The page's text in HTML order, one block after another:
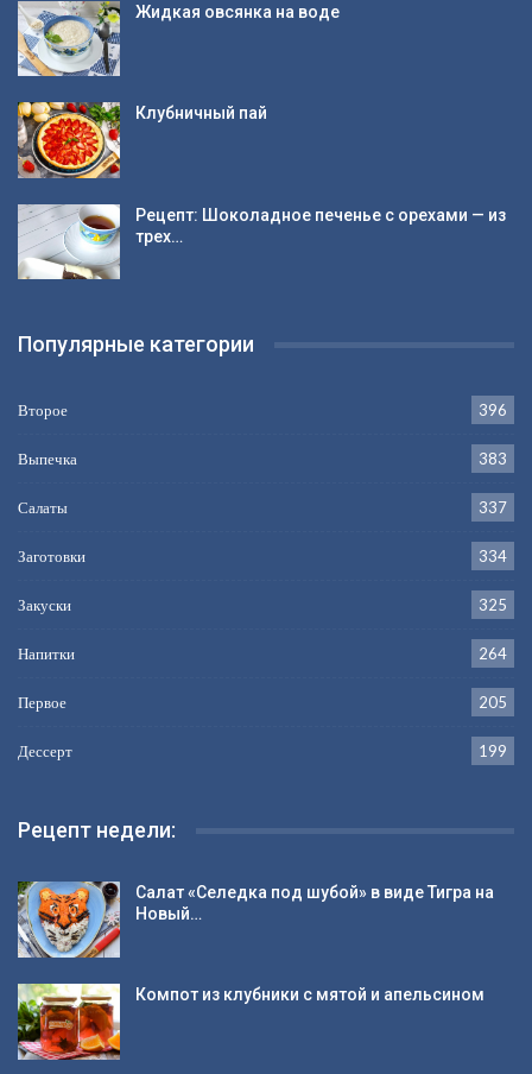
Жидкая овсянка на воде
Клубничный пай
Рецепт: Шоколадное печенье с орехами — из
трех…
Популярные категории
Второе 396
Выпечка 383
Салаты 337
Заготовки 334
Закуски 325
Напитки 264
Первое 205
Дессерт 199
Рецепт недели:
Салат «Селедка под шубой» в виде Тигра на
Новый…
Компот из клубники с мятой и апельсином